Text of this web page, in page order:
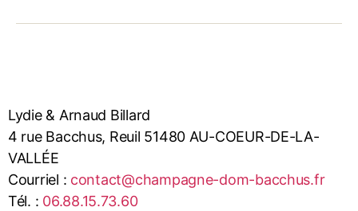
Lydie & Arnaud Billard
4 rue Bacchus, Reuil 51480 AU-COEUR-DE-LA-
VALLÉE
Courriel : contact@champagne-dom-bacchus.fr
Tél. : 06.88.15.73.60